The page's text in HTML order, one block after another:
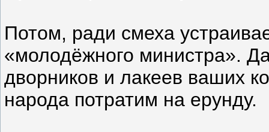
Потом, ради смеха
«молодёжного министра».
дворников и лакеев ваших
народа потратим на ерунду.